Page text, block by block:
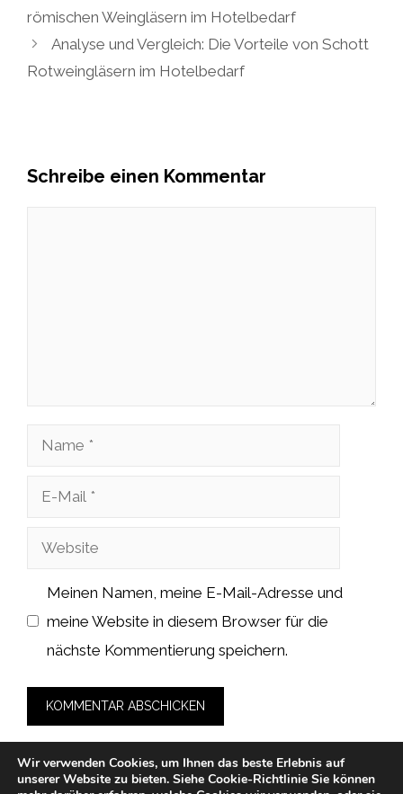
römischen Weingläsern im Hotelbedarf
Analyse und Vergleich: Die Vorteile von Schott
Rotweingläsern im Hotelbedarf
Schreibe einen Kommentar
Name
Website
Meinen Namen, meine E-Mail-Adresse und
meine Website in diesem Browser für die
nächste Kommentierung speichern.
Wir verwenden Cookies, um Ihnen das beste Erlebnis auf
unserer Website zu bieten. Siehe Cookie-Richtlinie Sie können